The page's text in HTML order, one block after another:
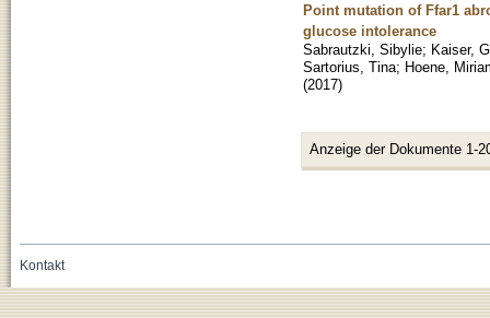
Point mutation of Ffar1
glucose intolerance
Sabrautzki, Sibylie; Kaiser,
Sartorius, Tina; Hoene,
(2017)
Anzeige der Dokumente 1-
Kontakt